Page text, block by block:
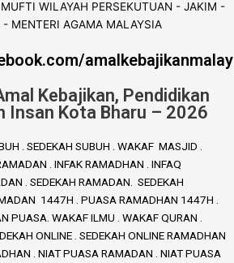
Kebajikan, Pendidikan
Insan Kota Bharu – 2026
. SEDEKAH SUBUH . WAKAF MASJID .
. INFAK RAMADHAN . INFAQ
. SEDEKAH RAMADAN. SEDEKAH
1447H . PUASA RAMADHAN 1447H .
PUASA. WAKAF ILMU . WAKAF QURAN .
ONLINE . SEDEKAH ONLINE RAMADHAN
. NIAT PUASA RAMADAN . NIAT PUASA